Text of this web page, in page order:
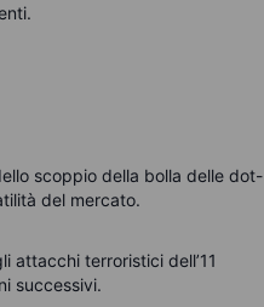
scoppio della bolla delle dot-
del mercato.
attacchi terroristici dell’11
successivi.